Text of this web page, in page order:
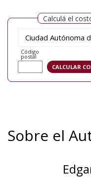
Calculá el
Código
postal
Sobre el